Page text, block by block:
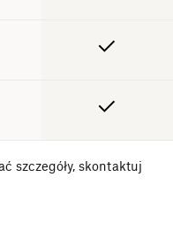
szczegóły, skontaktuj